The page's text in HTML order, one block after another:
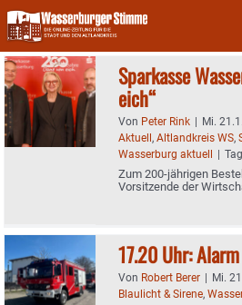
Skip
to
content
Sparkasse
eich“
Von Peter Rink | Mi.
Aktuell, Altlandkreis WS,
Wasserburg aktuell |
Zum 200-jährigen
Vorsitzende der
17.20 Uhr:
Von Robert Berer | Mi.
Blaulicht & Sirene,